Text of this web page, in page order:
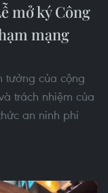
mở ký Công
mạng
tưởng của cộng
trách nhiệm của
an ninh phi